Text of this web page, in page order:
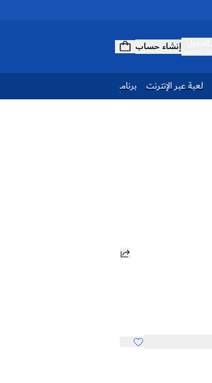
إنشاء حساب
لعبة عبر الإنترنت برنامج الولاء